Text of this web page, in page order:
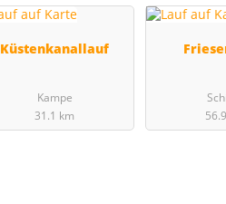
Küstenkanallauf
Kampe
31.1 km